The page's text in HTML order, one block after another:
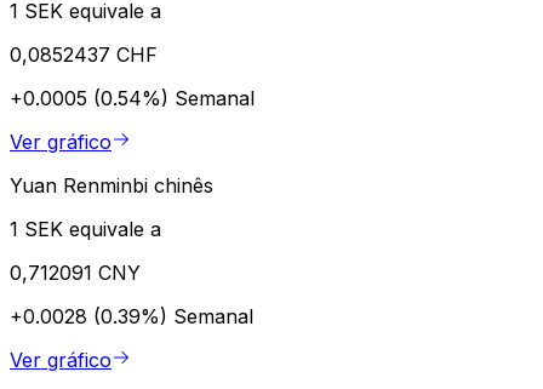
1 SEK equivale a
0,0852437 CHF
+0.0005 (0.54%) Semanal
Ver gráfico
Yuan Renminbi chinês
1 SEK equivale a
0,712091 CNY
+0.0028 (0.39%) Semanal
Ver gráfico